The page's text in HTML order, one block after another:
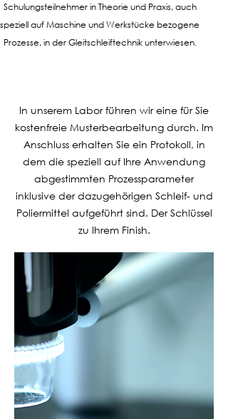
Schulungsteilnehmer in Theorie und Praxis, auch
speziell auf Maschine und Werkstücke bezogene
Prozesse, in der Gleitschleiftechnik unterwiesen.
In unserem Labor führen wir eine für Sie
kostenfreie Musterbearbeitung durch. Im
Anschluss erhalten Sie ein Protokoll, in
dem die speziell auf Ihre Anwendung
abgestimmten Prozessparameter
inklusive der dazugehörigen Schleif- und
Poliermittel aufgeführt sind. Der Schlüssel
zu Ihrem Finish.